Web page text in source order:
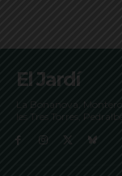
El Jardí
La Bonanova,
les Tres Torres,